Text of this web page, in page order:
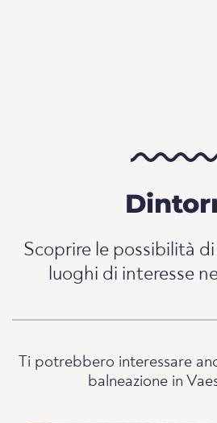
Scoprire le possibilità
luoghi di interesse
Ti potrebbero interessare
balneazione in